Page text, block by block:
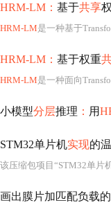
HRM-LM： 基于共享
HRM-LM是一种基于
HRM-LM： 基于权重
HRM-LM是一种面向
小模型分层推理 ： 用
STM32单片机实现的
该压缩包项目“STM32单片
画出膜片加匹配负载